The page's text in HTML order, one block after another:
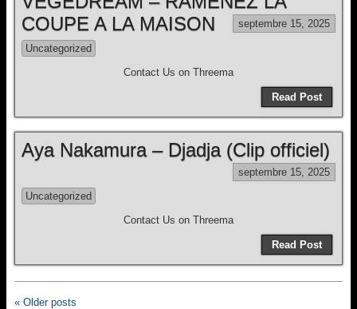
COUPE A LA MAISON
septembre 15, 2025
Uncategorized
Contact Us on Threema
Read Post
Aya Nakamura – Djadja (Clip officiel)
septembre 15, 2025
Uncategorized
Contact Us on Threema
Read Post
« Older posts